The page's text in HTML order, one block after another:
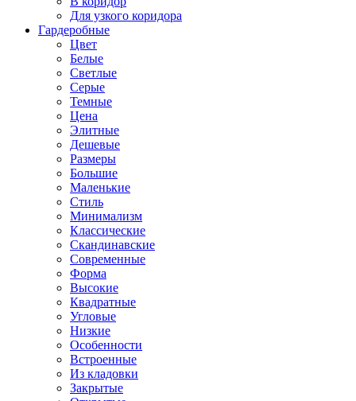
Для узкого коридора
Гардеробные
Цвет
Белые
Светлые
Серые
Темные
Цена
Элитные
Дешевые
Размеры
Большие
Маленькие
Стиль
Минимализм
Классические
Скандинавские
Современные
Форма
Высокие
Квадратные
Угловые
Низкие
Особенности
Встроенные
Из кладовки
Закрытые